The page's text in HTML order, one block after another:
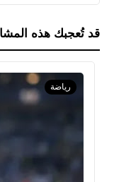
قد تُعجبك هذه
رياضة